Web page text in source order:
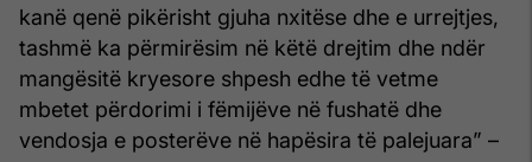
kanë qenë pikërisht gjuha nxitëse dhe e urrejtjes,
tashmë ka përmirësim në këtë drejtim dhe ndër
mangësitë kryesore shpesh edhe të vetme
mbetet përdorimi i fëmijëve në fushatë dhe
vendosja e posterëve në hapësira të palejuara” –